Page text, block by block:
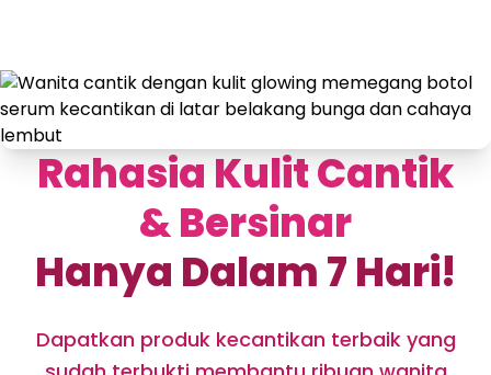
Rahasia Kulit Cantik
& Bersinar
Hanya Dalam 7 Hari!
Dapatkan produk kecantikan terbaik yang